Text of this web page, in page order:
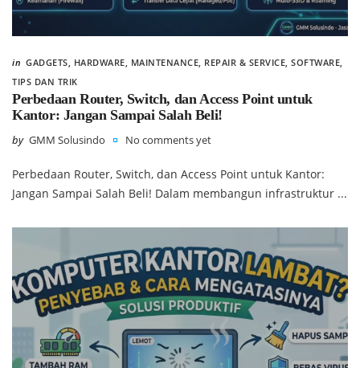
in GADGETS HARDWARE MAINTENANCE REPAIR & SERVICE SOFTWARE
TIPS DAN TRIK
Perbedaan Router, Switch, dan Access Point untuk
Kantor: Jangan Sampai Salah Beli!
by GMM Solusindo No comments yet
Perbedaan Router, Switch, dan Access Point untuk Kantor:
Jangan Sampai Salah Beli! Dalam membangun infrastruktur ...